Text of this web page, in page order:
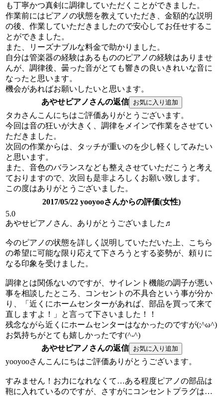
も丁寧かつ真剣に調律していただくことができました。
作業前にはピアノの状態を教えていただき、金額的な説明
の後、作業していただきましたので安心してお任せするこ
とができました。
また、リーズナブルな料金で助かりました。
自分は管楽器の経験はあるもののピアノの経験はありませ
んが、調律後、曇った音がとても響きの良いきれいな音に
なったと思います。
機会があればお願いしたいと思います。
あやせピアノさんの返信
タカさんこんにちはご評価ありがとうございます。
今回は音の狂いが大きく、調律をメインで作業をさせてい
ただきました。
次回の作業からは、タッチが重いのを少し軽くしてみたい
と思います。
また、音色のバランスなども整えさせていただこうと考え
ておりますので、次回も是非よろしくお願い致します。
この度はありがとうございました。
2017/05/22 yooyooさんからの評価(女性)
5.0
あやせピアノさん、ありがとうございました♬
今のピアノの状態を詳しく説明していただいた上、こちら
の希望に可能な限り応えて下さろうとする姿勢が、頼りに
なる印象を受けました。
調律とは関係ないのですが、サイレント機能の調子が悪い
事を相談したところ、コンセントの不具合という事が分か
り、「近くにホームセンターがあれば、部品を買って来て
直しますよ！」と言って下さいました！！
残念ながら近くにホームセンターはなかったのですが(;^ω^)
お気持ちがとても嬉しかったです(^-^)
あやせピアノさんの返信
yooyooさんこんにちはご評価ありがとうございます。
すみません！お力になれなくて…ある程度ピアノの部品は
鞄に入れているのですが、さすがにコンセントプラグは…